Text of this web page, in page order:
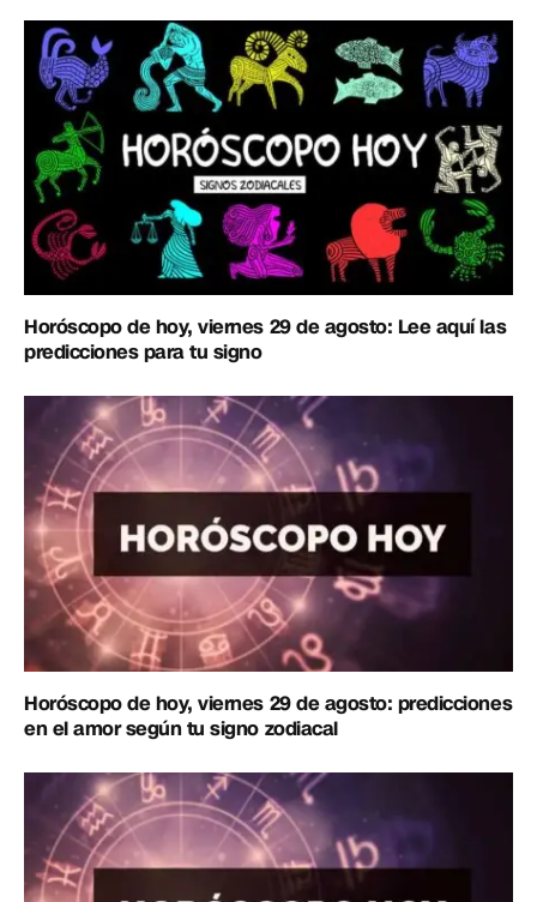
Horóscopo de hoy, viernes 29 de agosto: Lee aquí las
predicciones para tu signo
Horóscopo de hoy, viernes 29 de agosto: predicciones
en el amor según tu signo zodiacal